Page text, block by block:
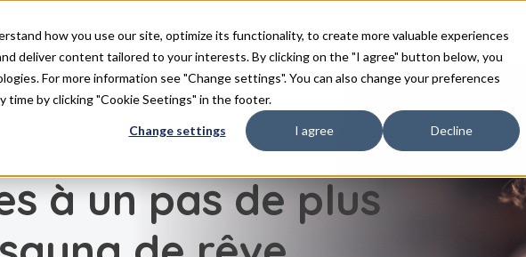
how you use our site, optimize its functionality, to create more valuable experiences
deliver content tailored to your interests. By clicking on the "I agree" button below, you
For more information see "Change settings". You can also change your preferences
time by clicking "Cookie Seetings" in the footer.
Change settings I agree Decline
Produits Inspiration FAQ Téléchargements Contact
à un pas de plus